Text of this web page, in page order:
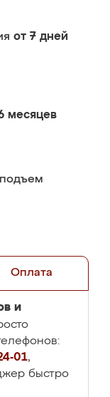
от 7 дней
месяцев
Оплата
и
01,
быстро